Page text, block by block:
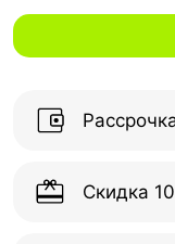
Скидка